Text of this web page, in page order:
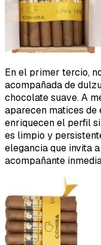
En el primer tercio,
acompañada de
chocolate suave. A
aparecen matices de
enriquecen el perfil
es limpio y
elegancia que invita
acompañante